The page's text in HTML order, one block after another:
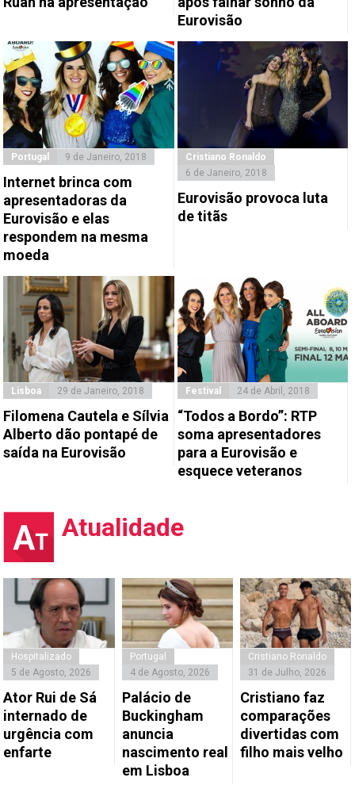
Eurovisão
Portugal 9 de Janeiro, 2018
Internet brinca com
apresentadoras da
Eurovisão e elas
respondem na mesma
moeda
Cristiano Ronaldo
6 de Janeiro, 2018
Eurovisão provoca luta
de titãs
Lisboa 29 de Janeiro, 2018
Filomena Cautela e Sílvia
Alberto dão pontapé de
saída na Eurovisão
Festival 24 de Abril, 2018
“Todos a Bordo”: RTP
soma apresentadores
para a Eurovisão e
esquece veteranos
Atualidade
Hospitalizado
5 de Agosto, 2026
Ator Rui de Sá
internado de
urgência com
enfarte
Portugal
4 de Agosto, 2026
Palácio de
Buckingham
anuncia
nascimento real
em Lisboa
Cristiano Ronaldo
31 de Julho, 2026
Cristiano faz
comparações
divertidas com
filho mais velho